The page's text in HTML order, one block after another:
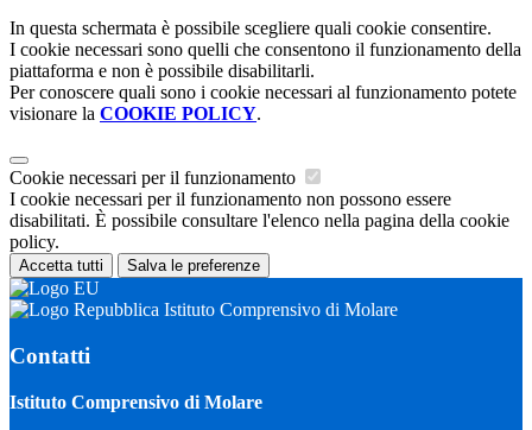
In questa schermata è possibile scegliere quali cookie consentire.
I cookie necessari sono quelli che consentono il funzionamento della
piattaforma e non è possibile disabilitarli.
Per conoscere quali sono i cookie necessari al funzionamento potete
visionare la COOKIE POLICY.
Cookie necessari per il funzionamento
I cookie necessari per il funzionamento non possono essere
disabilitati. È possibile consultare l'elenco nella pagina della cookie
policy.
Accetta tutti Salva le preferenze
Istituto Comprensivo di Molare
Contatti
Istituto Comprensivo di Molare